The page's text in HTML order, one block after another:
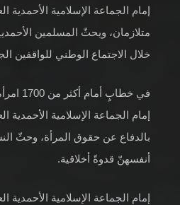
إمام الجماعة الإسلامية الأحمدية
متلازمان، ويحثّ المسلمين
خلال الاجتماع الوطني للواقفين الجدد
في
إمام الجماعة الإسلامية الأحمدية
بالدفاع عن حقوق المرأة، وحثّ
أنفسهنّ قدوةً أخلاقية.
إمام الجماعة الإسلامية الأحمدية